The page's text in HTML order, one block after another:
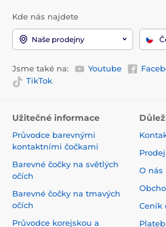
Kde nás najdete
Naše prodejny
Jsme také na: Youtube
TikTok
Užitečné informace
Průvodce barevnými
kontaktními čočkami
Barevné čočky na světlých
očích
Barevné čočky na tmavých
očích
Průvodce korejskou a
O nás
Ceník